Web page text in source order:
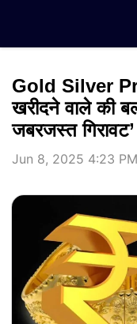
content
Gold Silver
खरीदने वाले की
जबरजस्त गिरावट’
Jun 8, 2025 4:23